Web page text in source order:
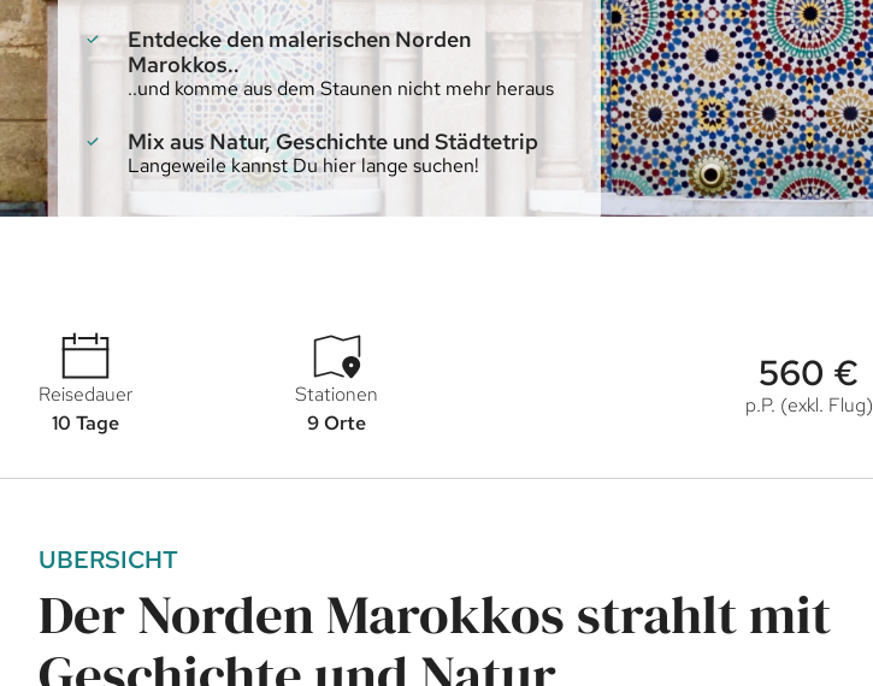
Entdecke den malerischen Norden
Marokkos..
..und komme aus dem Staunen nicht mehr heraus
Mix aus Natur, Geschichte und Städtetrip
Langeweile kannst Du hier lange suchen!
Reisedauer
10 Tage
Stationen
9 Orte
560 €
p.P. (exkl. Flug)
UBERSICHT
Der Norden Marokkos strahlt mit